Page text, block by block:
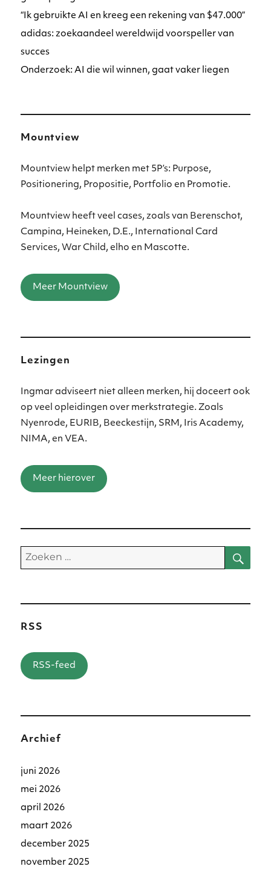
“Ik gebruikte AI en kreeg een rekening van $47.000”
adidas: zoekaandeel wereldwijd voorspeller van
succes
Onderzoek: AI die wil winnen, gaat vaker liegen
Mountview
Mountview helpt merken met 5P’s: Purpose,
Positionering, Propositie, Portfolio en Promotie.
Mountview heeft veel cases, zoals van Berenschot,
Campina, Heineken, D.E., International Card
Services, War Child, elho en Mascotte.
Meer Mountview
Lezingen
Ingmar adviseert niet alleen merken, hij doceert ook
op veel opleidingen over merkstrategie. Zoals
Nyenrode, EURIB, Beeckestijn, SRM, Iris Academy,
NIMA, en VEA.
Meer hierover
Zoeken
naar:
RSS
RSS-feed
Archief
juni 2026
mei 2026
april 2026
maart 2026
december 2025
november 2025